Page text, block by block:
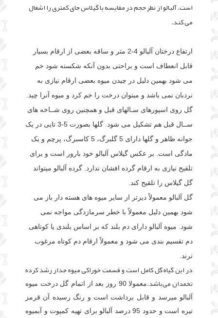
است. آلبالو از نظر حجم در مقایسه با گیلاس جای کمتری را اشغال
می کند.
ارتفاع درختان آلبالو 4-2 متر و ساقه بعضی از ارقام بسیار
قابل انعطاف است و براحتی بدون آنکه شکسته شود خم
می شود بهمین دلیل در چیدن میوه بعضی ارقام نیازی به
نردبان نمی باشد و میتوان درخت را خم کرد و میوه آنرا چید.
گل روی اسپورهای سـالهای قبل و همچنین روی شــاخه های
ســال قبل هم تشکیل می شود. گلها بصورت 5-3 تایی در یک
جوانه ظاهر و گلها دارای 5 گلبرگ، 5 کاسبرگ، پرچم و یک
مادگی است. بر عکس گیلاس آلبالو خود بارور است و برای
تلقیح نیازی به ارقام گرده افشان ندارد. گرده ‌آلبالو میتواند
گل گیلاس را تلقیح کند.
گل آلبالو معمولاً دیرتر از سایر میوه های هسته دار باز می
شود بهمین دلیل معمولاً با خطر سرمازدگی مواجه نمی
شود. میوه آلبالو دارای دم بلند که بر اساس بلندی یا کوتاهی
دم تقسیم بندی می شود و معمولاً ارقام دم کوتاه مرغوب
ترند.
در اين گياه گل کامل است و قسمت خوراکى ميوه جدار رشد کرده
تخمدان مى‌باشد.
معمولا 90 روز بعد از اتمام گل درخت میوه
آلبالو میرسد و قابل برداشت است و رنگ رسیده آن قرمز
تیره است و حدود 95 درصد آلبالو برای تهیه کمپوت و آبمیوه